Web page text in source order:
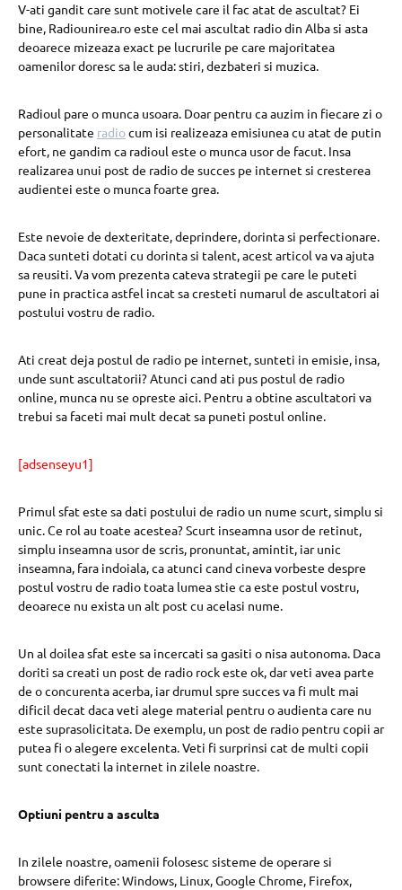
V-ati gandit care sunt motivele care il fac atat de ascultat? Ei
bine, Radiounirea.ro este cel mai ascultat radio din Alba si asta
deoarece mizeaza exact pe lucrurile pe care majoritatea
oamenilor doresc sa le auda: stiri, dezbateri si muzica.
Radioul pare o munca usoara. Doar pentru ca auzim in fiecare zi o
personalitate radiocum isi realizeaza emisiunea cu atat de putin
efort, ne gandim ca radioul este o munca usor de facut. Insa
realizarea unui post de radio de succes pe internet si cresterea
audientei este o munca foarte grea.
Este nevoie de dexteritate, deprindere, dorinta si perfectionare.
Daca sunteti dotati cu dorinta si talent, acest articol va va ajuta
sa reusiti. Va vom prezenta cateva strategii pe care le puteti
pune in practica astfel incat sa cresteti numarul de ascultatori ai
postului vostru de radio.
Ati creat deja postul de radio pe internet, sunteti in emisie, insa,
unde sunt ascultatorii? Atunci cand ati pus postul de radio
online, munca nu se opreste aici. Pentru a obtine ascultatori va
trebui sa faceti mai mult decat sa puneti postul online.
[adsenseyu1]
Primul sfat este sa dati postului de radio un nume scurt, simplu si
unic. Ce rol au toate acestea? Scurt inseamna usor de retinut,
simplu inseamna usor de scris, pronuntat, amintit, iar unic
inseamna, fara indoiala, ca atunci cand cineva vorbeste despre
postul vostru de radio toata lumea stie ca este postul vostru,
deoarece nu exista un alt post cu acelasi nume.
Un al doilea sfat este sa incercati sa gasiti o nisa autonoma. Daca
doriti sa creati un post de radio rock este ok, dar veti avea parte
de o concurenta acerba, iar drumul spre succes va fi mult mai
dificil decat daca veti alege material pentru o audienta care nu
este suprasolicitata. De exemplu, un post de radio pentru copii ar
putea fi o alegere excelenta. Veti fi surprinsi cat de multi copii
sunt conectati la internet in zilele noastre.
Optiuni pentru a asculta
In zilele noastre, oamenii folosesc sisteme de operare si
browsere diferite: Windows, Linux, Google Chrome, Firefox,